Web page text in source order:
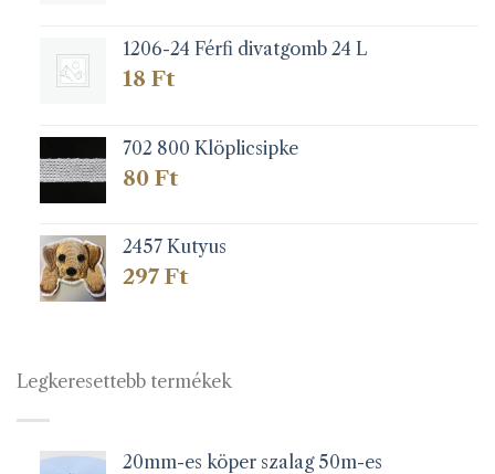
1206-24 Férfi divatgomb 24 L
18 Ft
702 800 Klöplicsipke
80 Ft
2457 Kutyus
297 Ft
Legkeresettebb termékek
20mm-es köper szalag 50m-es